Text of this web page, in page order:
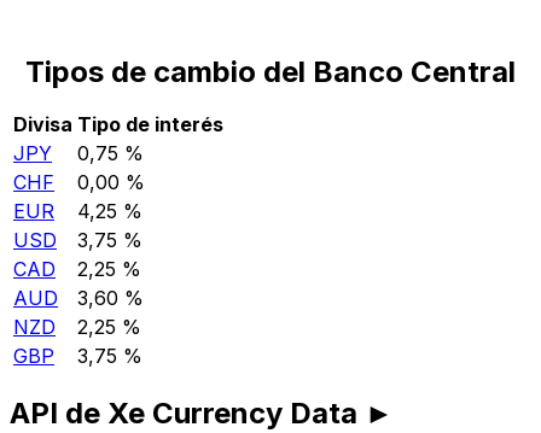
Tipos de cambio del Banco Central
Divisa Tipo de interés
JPY
0,75 %
CHF
0,00 %
EUR
4,25 %
USD
3,75 %
CAD
2,25 %
AUD
3,60 %
NZD
2,25 %
GBP
3,75 %
API de Xe Currency Data ►